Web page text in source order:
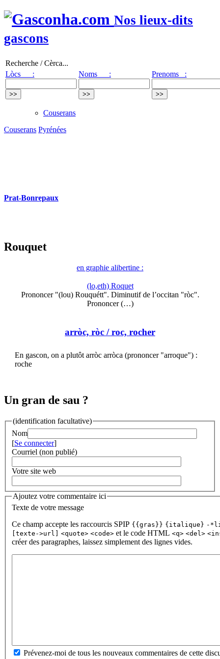
Nos lieux-dits
gascons
Recherche / Cèrca...
Lòcs :
Noms : Prenoms :
Couserans
Couserans Pyrénées
Prat-Bonrepaux
Rouquet
en graphie alibertine :
(lo,eth) Roquet
Prononcer "(lou) Rouquétt". Diminutif de l’occitan "ròc".
Prononcer (…)
arròc, ròc / roc, rocher
En gascon, on a plutôt arròc arròca (prononcer "arroque") :
roche
Un gran de sau ?
(identification facultative)
Nom
[Se connecter]
Courriel (non publié)
Votre site web
Ajoutez votre commentaire ici
Texte de votre message
Ce champ accepte les raccourcis SPIP {{gras}} {italique} -
[texte->url]
<quote> <code> et le code HTML <q> <del>
créer des paragraphes, laissez simplement des lignes vides.
Prévenez-moi de tous les nouveaux commentaires de cette